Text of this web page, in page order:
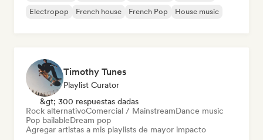
Electropop
French house French Pop House music
Timothy Tunes
Playlist Curator
&gt; 300 respuestas dadas
Rock alternativoComercial / MainstreamDance music
Pop bailableDream pop
Agregar artistas a mis playlists de mayor impacto